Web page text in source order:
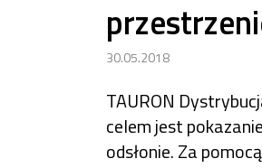
30.05.2018
TAURON
celem jest
odsłonie. Za